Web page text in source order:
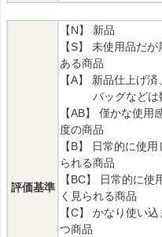
評価基準
【N】 新品
【S】 未使用品だ
ある商品
【A】 新品仕上げ
バッグなどは数
【AB】 僅かな使
度の商品
【B】 日常的に使
られる商品
【BC】 日常的に
く見られる商品
【C】 かなり使い
つ商品